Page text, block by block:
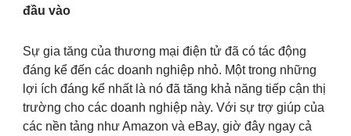
đầu vào
Sự gia tăng của thương mại điện tử đã có tác động
đáng kể đến các doanh nghiệp nhỏ. Một trong những
lợi ích đáng kể nhất là nó đã tăng khả năng tiếp cận thị
trường cho các doanh nghiệp này. Với sự trợ giúp của
các nền tảng như Amazon và eBay, giờ đây ngay cả